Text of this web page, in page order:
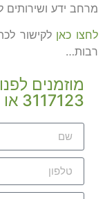
מרחב ידע
לחצו כאןלקישור
רבות…
3117123 או צרו קשר